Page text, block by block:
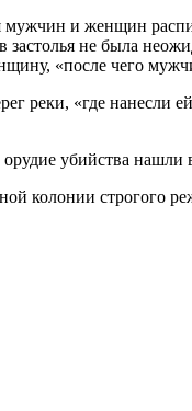
мужчин и женщин
не была
«после чего
реки, «где
убийства нашли
колонии строгого